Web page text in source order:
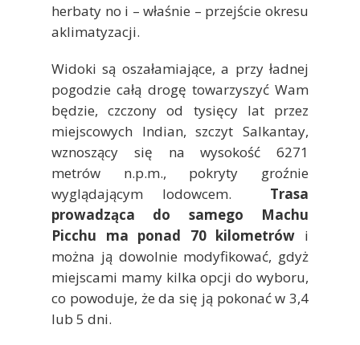
herbaty no i – właśnie – przejście okresu
aklimatyzacji.
Widoki są oszałamiające, a przy ładnej
pogodzie całą drogę towarzyszyć Wam
będzie, czczony od tysięcy lat przez
miejscowych Indian, szczyt Salkantay,
wznoszący się na wysokość 6271
metrów n.p.m., pokryty groźnie
wyglądającym lodowcem. Trasa
prowadząca do samego Machu
Picchu ma ponad 70 kilometrów i
można ją dowolnie modyfikować, gdyż
miejscami mamy kilka opcji do wyboru,
co powoduje, że da się ją pokonać w 3,4
lub 5 dni.